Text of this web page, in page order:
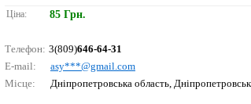
Ціна: 85 Грн.
Телефон: 3(809)646-64-31
E-mail:
аsy***@gmаil.соm
Місце:
Дніпропетровська область, Дніпропетровськ